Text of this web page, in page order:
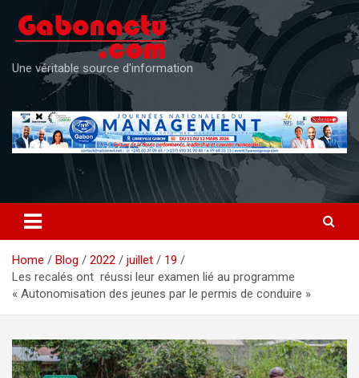
content
Une véritable source d'information
Home Blog 2022 juillet
19
Les recalés ont réussi leur examen lié au programme
« Autonomisation des jeunes par le permis de conduire »